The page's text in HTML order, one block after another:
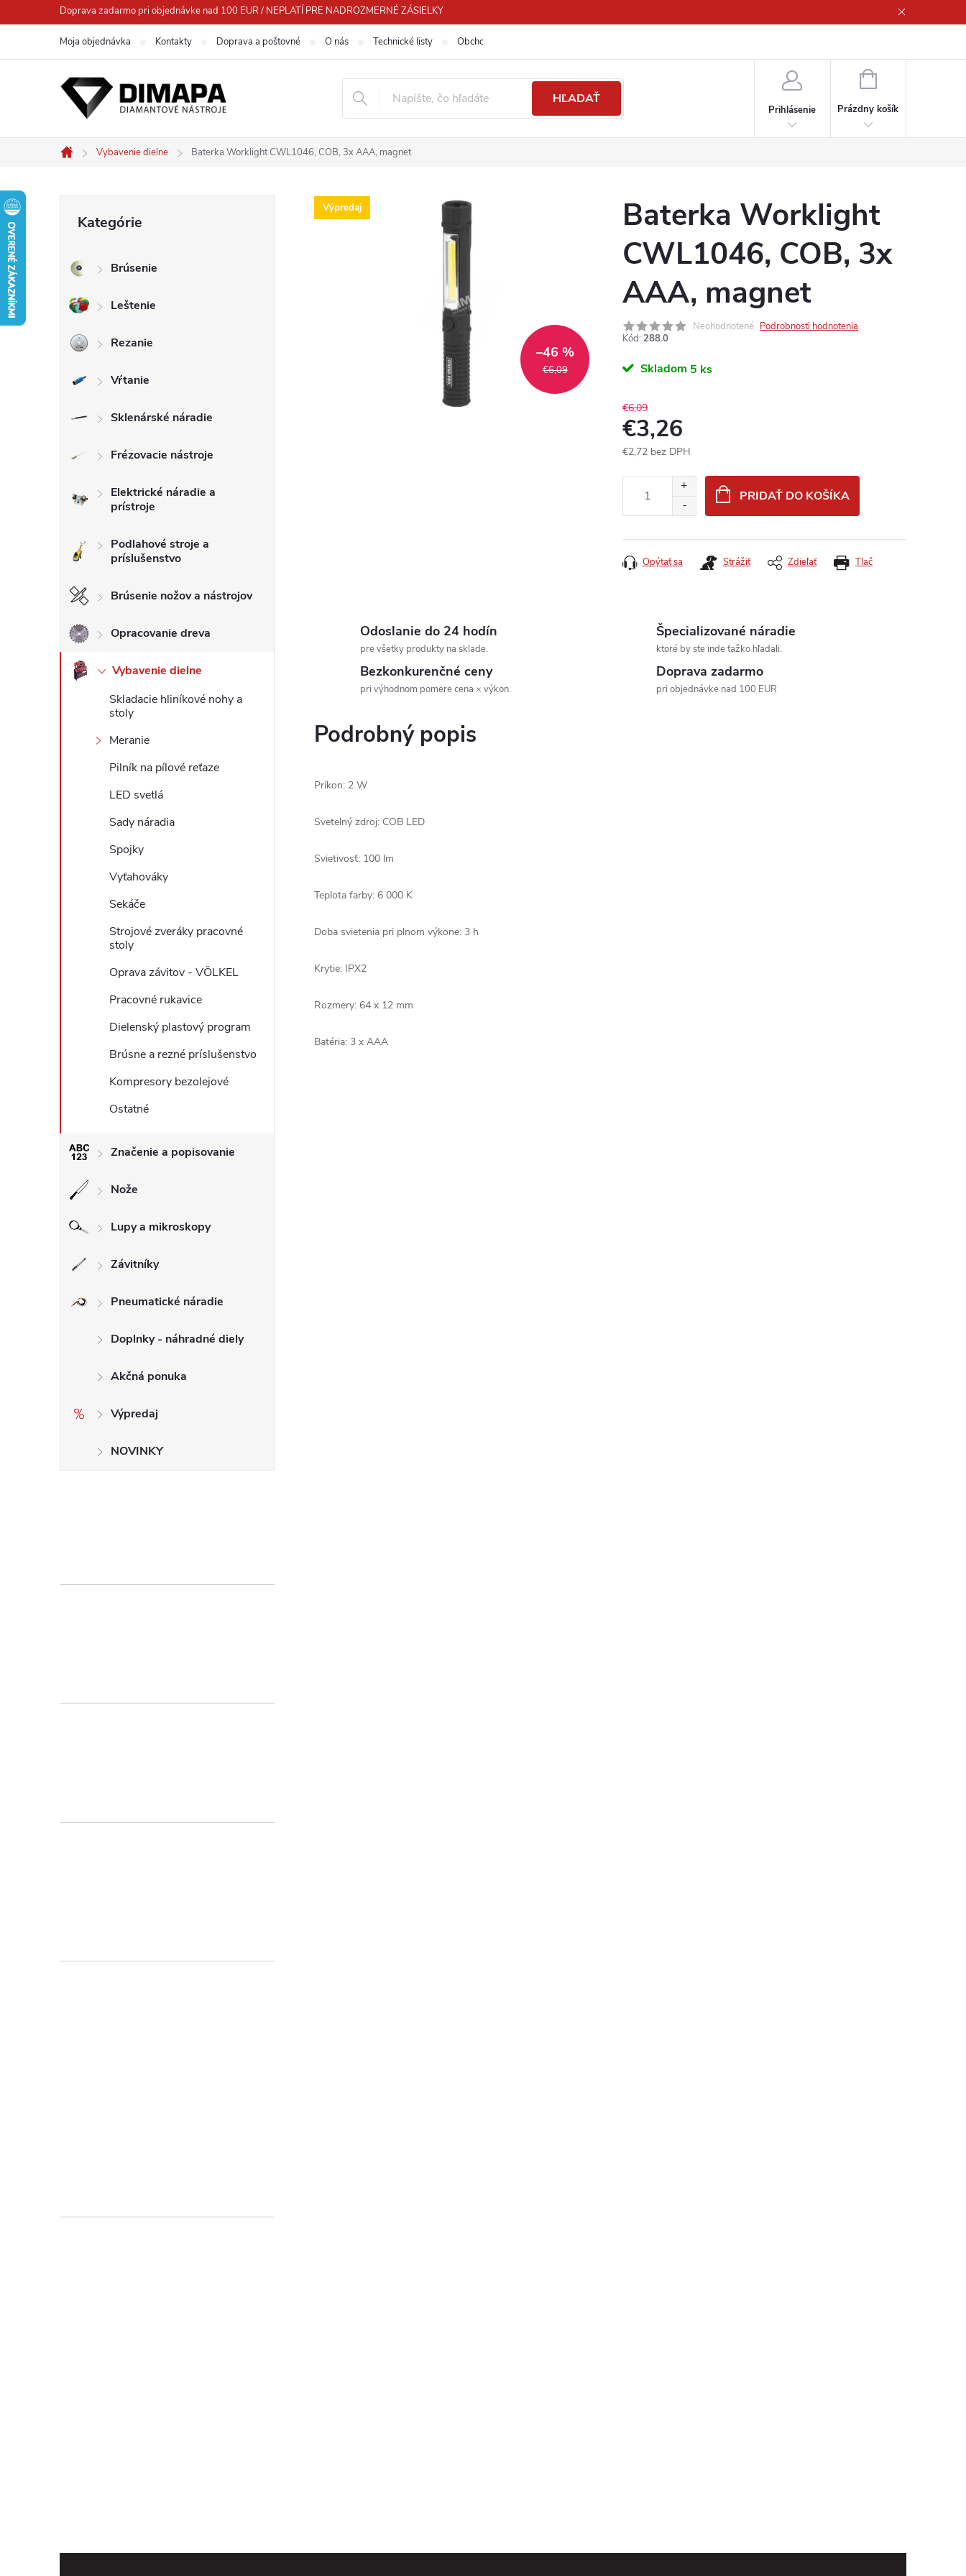
na
Doprava zadarmo pri objednávke nad 100 EUR / NEPLATÍ PRE NADROZMERNÉ ZÁSIELKY
Moja objednávka Kontakty Doprava a poštovné O nás Technické listy Obchodné podmienky
HĽADAŤ
Prihlásenie
NÁKUPNÝ
Prázdny košík
Domov
Vybavenie dielne Baterka Worklight CWL1046, COB, 3x AAA, magnet
č
n
ý
p
a
n
e
kategórie
Kategórie
Brúsenie
Leštenie
Rezanie
Vŕtanie
Sklenárské náradie
Frézovacie nástroje
Elektrické náradie a
prístroje
Podlahové stroje a
príslušenstvo
Brúsenie nožov a nástrojov
Opracovanie dreva
Vybavenie dielne
Skladacie hliníkové nohy a
stoly
Meranie
Pilník na pílové reťaze
LED svetlá
Sady náradia
Spojky
Vyťahováky
Sekáče
Strojové zveráky pracovné
stoly
Oprava závitov - VÖLKEL
Pracovné rukavice
Dielenský plastový program
Brúsne a rezné príslušenstvo
Kompresory bezolejové
Ostatné
Značenie a popisovanie
Nože
Lupy a mikroskopy
Závitníky
Pneumatické náradie
Doplnky - náhradné diely
Akčná ponuka
Výpredaj
NOVINKY
Výpredaj
€6,09
–46 %
Baterka Worklight
CWL1046, COB, 3x
AAA, magnet
Neohodnotené Podrobnosti hodnotenia
Kód: 288.0
Skladom 5 ks
€6,09
€3,26
€2,72 bez DPH
PRIDAŤ DO KOŠÍKA
Tlač
Opýtať sa Strážiť Zdieľať
Odoslanie do 24 hodín
pre všetky produkty na sklade.
Špecializované náradie
ktoré by ste inde ťažko hľadali.
Bezkonkurenčné ceny
pri výhodnom pomere cena × výkon.
Doprava zadarmo
pri objednávke nad 100 EUR
Podrobný popis
Príkon: 2 W
Svetelný zdroj: COB LED
Svietivosť: 100 lm
Teplota farby: 6 000 K
Doba svietenia pri plnom výkone: 3 h
Krytie: IPX2
Rozmery: 64 x 12 mm
Batéria: 3 x AAA